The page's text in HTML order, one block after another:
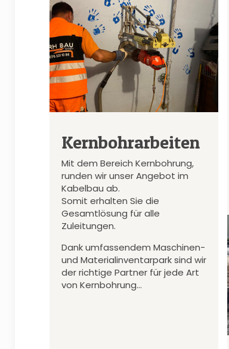
Kernbohrarbeiten
Mit dem Bereich Kernbohrung,
runden wir unser Angebot im
Kabelbau ab.
Somit erhalten Sie die
Gesamtlösung für alle
Zuleitungen.
Dank umfassendem Maschinen-
und Materialinventarpark sind wir
der richtige Partner für jede Art
von Kernbohrung…